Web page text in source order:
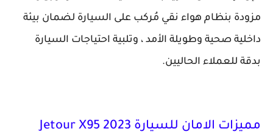
مزودة بنظام هواء نقي مُركب على السيارة لضمان بيئة
داخلية صحية وطويلة الأمد ، وتلبية احتياجات السيارة
بدقة للعملاء الحاليين.
مميزات الامان للسيارة Jetour X95 2023